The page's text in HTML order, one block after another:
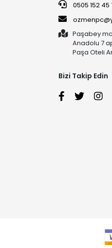
0505 152 45
Paşabey
Anadolu 7
Paşa Oteli
Bizi Takip Edin